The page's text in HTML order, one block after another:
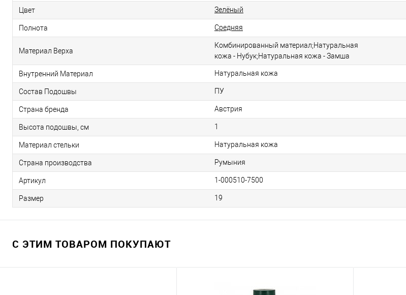
Цвет Зелёный
Полнота Средняя
Материал Верха
Комбинированный материал;Натуральная
кожа - Нубук;Натуральная кожа - Замша
Внутренний Материал Натуральная кожа
Состав Подошвы ПУ
Страна бренда Австрия
Высота подошвы, см 1
Материал стельки Натуральная кожа
Страна производства Румыния
Артикул 1-000510-7500
Размер 19
С ЭТИМ ТОВАРОМ ПОКУПАЮТ